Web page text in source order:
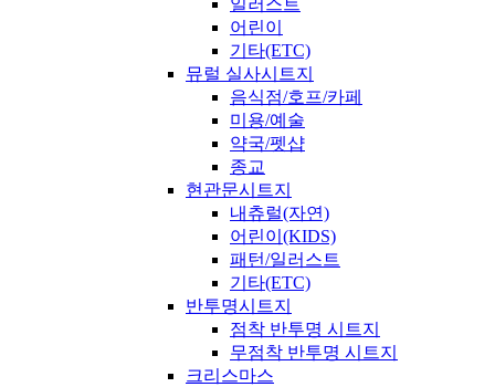
일러스트
어린이
기타(ETC)
뮤럴 실사시트지
음식점/호프/카페
미용/예술
약국/펫샵
종교
현관문시트지
내츄럴(자연)
어린이(KIDS)
패턴/일러스트
기타(ETC)
반투명시트지
점착 반투명 시트지
무점착 반투명 시트지
크리스마스